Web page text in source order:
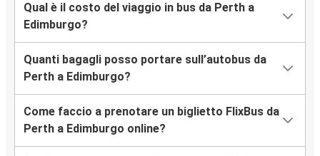
Qual è il costo del viaggio in bus da Perth a
Edimburgo?
Quanti bagagli posso portare sull’autobus da
Perth a Edimburgo?
Come faccio a prenotare un biglietto FlixBus da
Perth a Edimburgo online?